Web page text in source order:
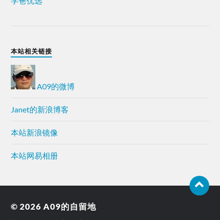
本站相关链接
A09的微博
Janet的新浪博客
本站新浪镜像
本站网易相册
© 2026A09的自留地